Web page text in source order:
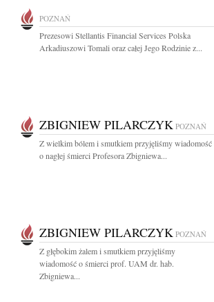
POZNAŃ
Prezesowi Stellantis Financial Services Polska
Arkadiuszowi Tomali oraz całej Jego Rodzinie z...
ZBIGNIEW PILARCZYK POZNAŃ
Z wielkim bólem i smutkiem przyjęliśmy wiadomość
o nagłej śmierci Profesora Zbigniewa...
ZBIGNIEW PILARCZYK POZNAŃ
Z głębokim żalem i smutkiem przyjęliśmy
wiadomość o śmierci prof. UAM dr. hab.
Zbigniewa...